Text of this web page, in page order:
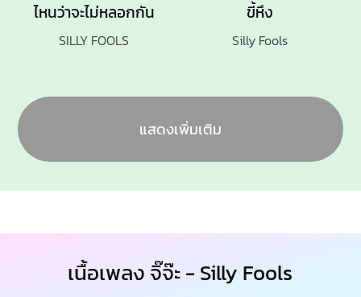
ไหนว่าจะไม่หลอกกัน
SILLY FOOLS
ขี้หึง
Silly Fools
แสดงเพิ่มเติม
เนื้อเพลง จิ๊จ๊ะ - Silly Fools